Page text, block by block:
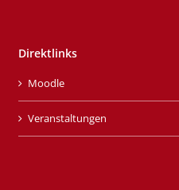
Direktlinks
Moodle
Veranstaltungen